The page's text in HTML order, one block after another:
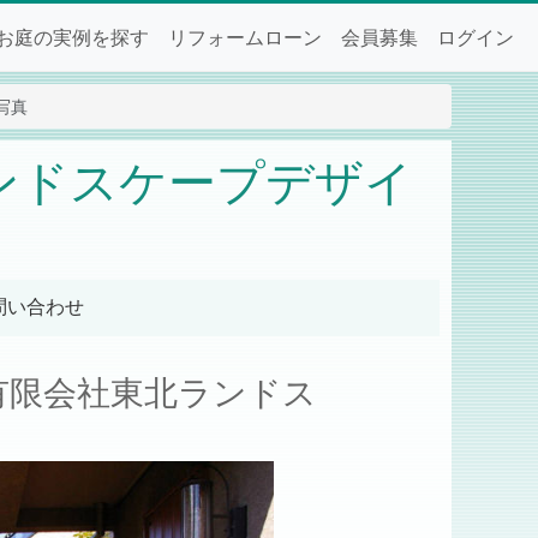
庭の実例を探す リフォームローン 会員募集 ログイン
真
スケープデザイ
合わせ
会社東北ランドス